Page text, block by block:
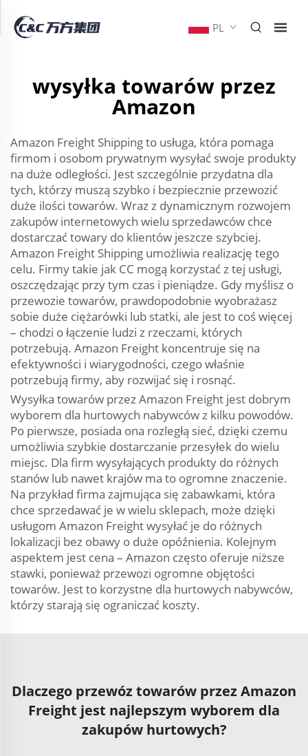
PL
wysyłka towarów przez
Amazon
Amazon Freight Shipping to usługa, która pomaga
firmom i osobom prywatnym wysyłać swoje produkty
na duże odległości. Jest szczególnie przydatna dla
tych, którzy muszą szybko i bezpiecznie przewozić
duże ilości towarów. Wraz z dynamicznym rozwojem
zakupów internetowych wielu sprzedawców chce
dostarczać towary do klientów jeszcze szybciej.
Amazon Freight Shipping umożliwia realizację tego
celu. Firmy takie jak CC mogą korzystać z tej usługi,
oszczędzając przy tym czas i pieniądze. Gdy myślisz o
przewozie towarów, prawdopodobnie wyobrażasz
sobie duże ciężarówki lub statki, ale jest to coś więcej
– chodzi o łączenie ludzi z rzeczami, których
potrzebują. Amazon Freight koncentruje się na
efektywności i wiarygodności, czego właśnie
potrzebują firmy, aby rozwijać się i rosnąć.
Wysyłka towarów przez Amazon Freight jest dobrym
wyborem dla hurtowych nabywców z kilku powodów.
Po pierwsze, posiada ona rozległą sieć, dzięki czemu
umożliwia szybkie dostarczanie przesyłek do wielu
miejsc. Dla firm wysyłających produkty do różnych
stanów lub nawet krajów ma to ogromne znaczenie.
Na przykład firma zajmująca się zabawkami, która
chce sprzedawać je w wielu sklepach, może dzięki
usługom Amazon Freight wysyłać je do różnych
lokalizacji bez obawy o duże opóźnienia. Kolejnym
aspektem jest cena – Amazon często oferuje niższe
stawki, ponieważ przewozi ogromne objętości
towarów. Jest to korzystne dla hurtowych nabywców,
którzy starają się ograniczać koszty.
Dlaczego przewóz towarów przez Amazon
Freight jest najlepszym wyborem dla
zakupów hurtowych?